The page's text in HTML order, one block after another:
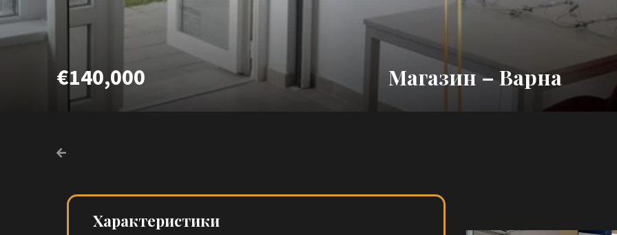
€140,000 Магазин – Варна
Характеристики